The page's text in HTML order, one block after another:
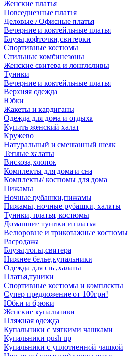
Женские платья
Повседневные платья
Деловые / Офисные платья
Вечерние и коктейльные платья
Блузы,кофточки,свитерки
Спортивные костюмы
Стильные комбинезоны
Женские свитера и лонглсливы
Туники
Вечерние и коктейльные платья
Верхняя одежда
Юбки
Жакеты и кардиганы
Одежда для дома и отдыха
Купить женский халат
Кружево
Натуральный и смешанный шелк
Теплые халаты
Вискоза,хлопок
Комплекты для дома и сна
Комплекты/ костюмы для дома
Пижамы
Ночные рубашки,пижамы
Пижамы, ночные рубашки, халаты
Туники, платья, костюмы
Домашние туники и платья
Велюровые и трикотажные костюмы
Расродажа
Блузы,топы,свитера
Нижнее белье,купальники
Одежда для сна,халаты
Платья,туники
Спортивные костюмы и комплекты
Супер предложение от 100грн!
Юбки и брюки
Женские купальники
Пляжная одежда
Купальники с мягкими чашками
Купальники push up
Купальники с уплотненной чашкой